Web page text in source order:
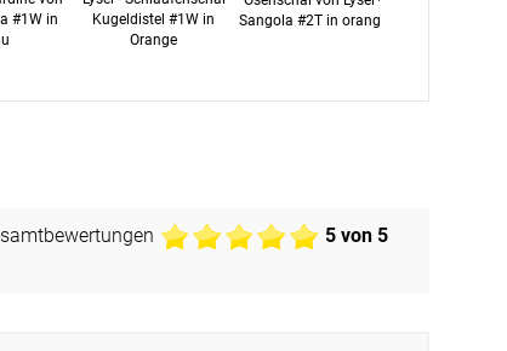
#1W in
Kugeldistel #1W in
Orange
Sangola #2T in orange
5von 5